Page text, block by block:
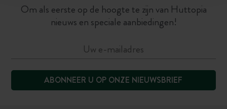
Om als eerste op de hoogte te zijn van Huttopia
nieuws en speciale aanbiedingen!
ABONNEER U OP ONZE NIEUWSBRIEF